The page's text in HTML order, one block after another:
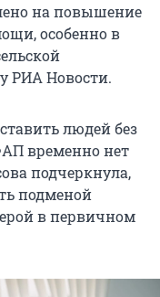
на повышение
особенно в
РИА Новости.
людей без
временно нет
подчеркнула,
подменой
в первичном